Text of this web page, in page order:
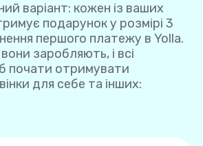
варіант: кожен із ваших
подарунок у розмірі 3
першого платежу в Yolla.
заробляють, і всі
почати отримувати
для себе та інших: